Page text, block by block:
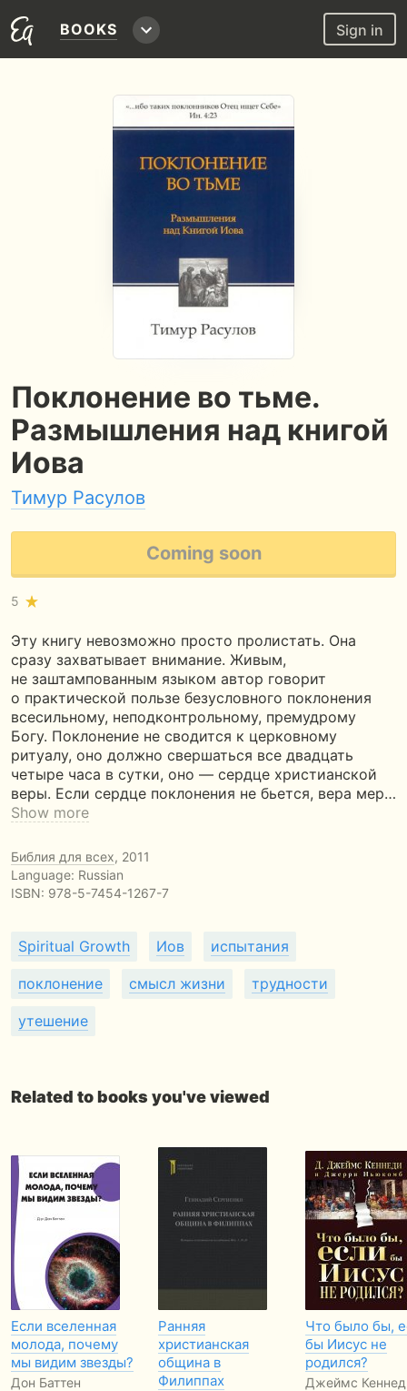
BOOKS Sign in
Поклонение во тьме.
Размышления над книгой
Иова
Тимур Расулов
Coming soon
5
Эту книгу невозможно просто пролистать. Она
сразу захватывает внимание. Живым,
не заштампованным языком автор говорит
о практической пользе безусловного поклонения
всесильному, неподконтрольному, премудрому
Богу. Поклонение не сводится к церковному
ритуалу, оно должно свершаться все двадцать
четыре часа в сутки, оно — сердце христианской
веры. Если сердце поклонения не бьется, вера мер…
Show more
Библия для всех, 2011
Language: Russian
ISBN: 978-5-7454-1267-7
Spiritual Growth Иов испытания
поклонение смысл жизни трудности
утешение
Related to books you've viewed
Если вселенная
молода, почему
мы видим звезды?
Дон Баттен
Ранняя
христианская
община в
Филиппах
Что было бы,
бы Иисус не
родился?
Джеймс